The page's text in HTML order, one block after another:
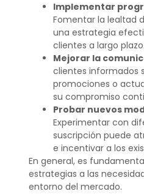
Implementar
Fomentar la lealtad
una estrategia
clientes a largo plazo.
Mejorar la
clientes informados
promociones o
su compromiso
Probar nuevos
Experimentar con
suscripción puede
e incentivar a los
En general, es
estrategias a las
entorno del mercado.